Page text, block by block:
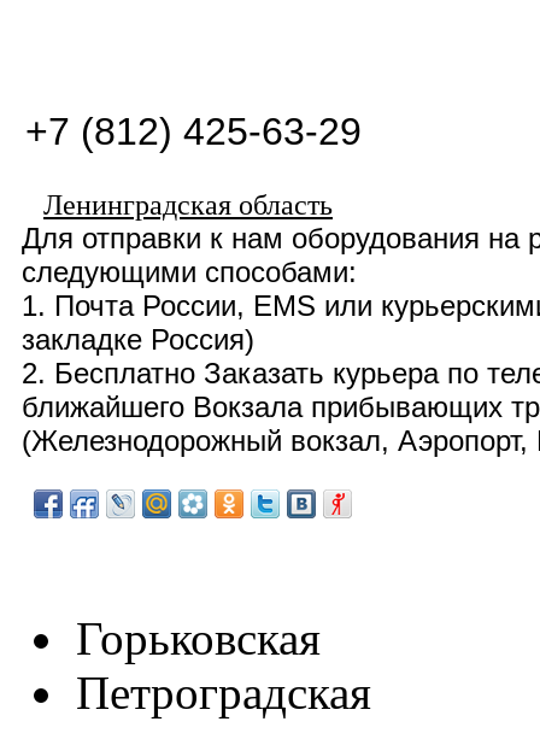
+7 (812) 425-63-29
Ленинградская область
Для отправки к нам оборудования на
следующими способами:
1. Почта России, EMS или
закладке Россия)
2. Бесплатно Заказать курьера по
ближайшего Вокзала прибывающих
(Железнодорожный вокзал, Аэропорт,
Горьковская
Петроградская